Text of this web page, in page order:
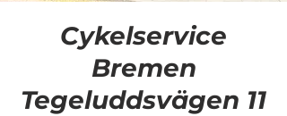
Cykelservice
Bremen
Tegeluddsvägen 11